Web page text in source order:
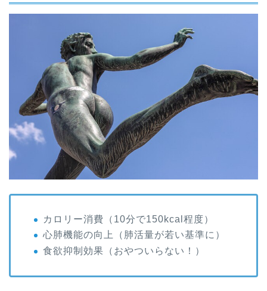
カロリー消費（10分で150kcal程度）
心肺機能の向上（肺活量が若い基準に）
食欲抑制効果（おやついらない！）